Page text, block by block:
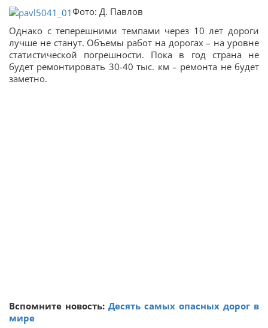
Фото: Д. Павлов
Однако с теперешними темпами через 10 лет дороги
лучше не станут. Объемы работ на дорогах – на уровне
статистической погрешности. Пока в год страна не
будет ремонтировать 30-40 тыс. км – ремонта не будет
заметно.
Вспомните новость: Десять самых опасных дорог в
мире